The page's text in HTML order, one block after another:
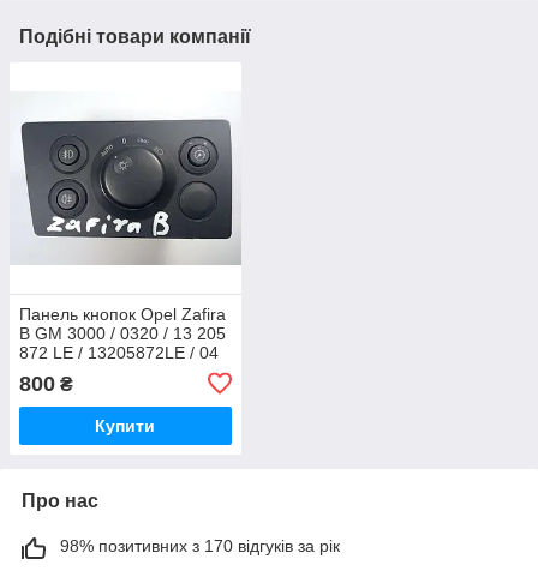
Подібні товари компанії
Панель кнопок Opel Zafira
B GM 3000 / 0320 / 13 205
872 LE / 13205872LE / 04
800 ₴
Купити
Про нас
98% позитивних з 170 відгуків за рік